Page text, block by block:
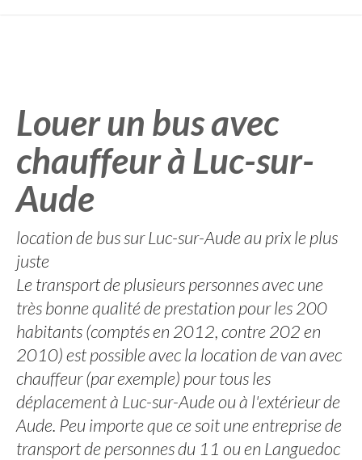
Louer un bus avec
chauffeur à Luc-sur-
Aude
location de bus sur Luc-sur-Aude au prix le plus
juste
Le transport de plusieurs personnes avec une
très bonne qualité de prestation pour les 200
habitants (comptés en 2012, contre 202 en
2010) est possible avec la location de van avec
chauffeur (par exemple) pour tous les
déplacement à Luc-sur-Aude ou à l'extérieur de
Aude. Peu importe que ce soit une entreprise de
transport de personnes du 11 ou en Languedoc